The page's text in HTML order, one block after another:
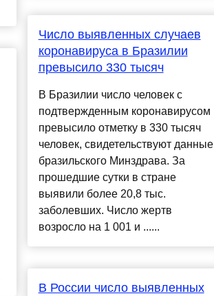
Число выявленных случаев
коронавируса в Бразилии
превысило 330 тысяч
В Бразилии число человек с
подтвержденным коронавирусом
превысило отметку в 330 тысяч
человек, свидетельствуют данные
бразильского Минздрава. За
прошедшие сутки в стране
выявили более 20,8 тыс.
заболевших. Число жертв
возросло на 1 001 и ......
В России число выявленных